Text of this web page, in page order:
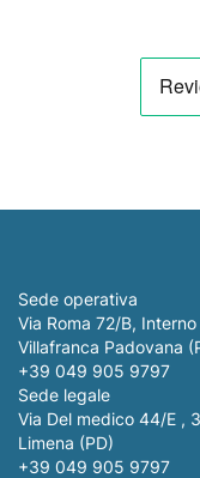
Sede operativa
Via Roma 72/B,
Villafranca Padovana
+39 049 905 9797
Sede legale
Via Del medico 44/E ,
Limena (PD)
+39 049 905 9797